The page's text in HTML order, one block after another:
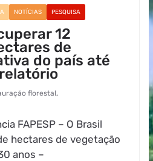
NOTÍCIAS PESQUISA
12
de
do país até
florestal,
FAPESP – O Brasil
hectares de vegetação
anos –